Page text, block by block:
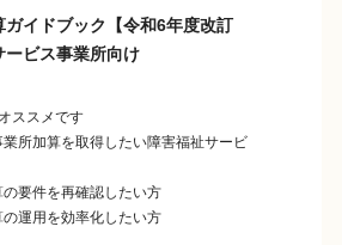
ガイドブック【令和6年度改訂
ービス事業所向け
ススメです
業所加算を取得したい障害福祉サービ
の要件を再確認したい方
の運用を効率化したい方